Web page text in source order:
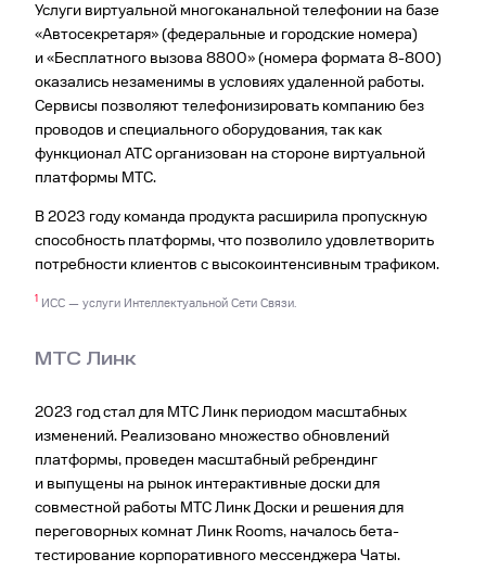
Услуги виртуальной многоканальной телефонии на базе
«Автосекретаря» (федеральные и городские номера)
и «Бесплатного вызова 8800» (номера формата 8-800)
оказались незаменимы в условиях удаленной работы.
Сервисы позволяют телефонизировать компанию без
проводов и специального оборудования, так как
функцио­нал АТС организован на стороне виртуальной
платформы МТС.
В 2023 году команда продукта расширила пропускную
способность платформы, что позволило удовлетворить
потребности клиентов с высокоинтенсивным трафиком.
1 ИСС — услуги Интеллектуальной Сети Связи.
МТС Линк
2023 год стал для МТС Линк периодом масштабных
изменений. Реализовано множество обновлений
платформы, проведен масштабный ребрендинг
и выпущены на рынок интерактивные доски для
совместной работы МТС Линк Доски и решения для
переговорных комнат Линк Rooms, началось бета-
тестирование корпоративного мессенджера Чаты.